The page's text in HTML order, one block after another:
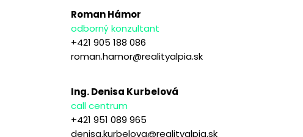
Roman Hámor
odborný konzultant
+421 905 188 086
roman.hamor@realityalpia.sk
Ing. Denisa Kurbelová
call centrum
+421 951 089 965
denisa.kurbelova@realityalpia.sk